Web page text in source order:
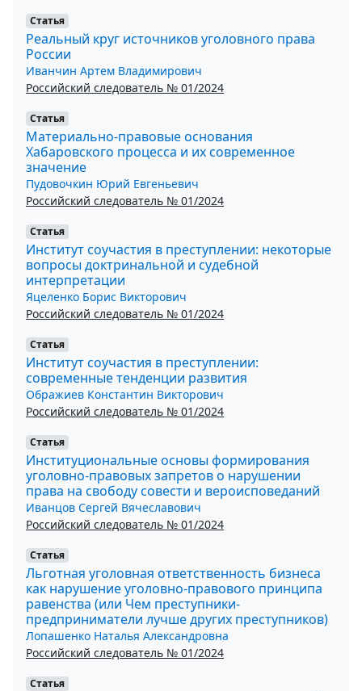
Статья
Реальный круг источников уголовного права
России
Иванчин Артем Владимирович
Российский следователь № 01/2024
Статья
Материально-правовые основания
Хабаровского процесса и их современное
значение
Пудовочкин Юрий Евгеньевич
Российский следователь № 01/2024
Статья
Институт соучастия в преступлении: некоторые
вопросы доктринальной и судебной
интерпретации
Яцеленко Борис Викторович
Российский следователь № 01/2024
Статья
Институт соучастия в преступлении:
современные тенденции развития
Ображиев Константин Викторович
Российский следователь № 01/2024
Статья
Институциональные основы формирования
уголовно-правовых запретов о нарушении
права на свободу совести и вероисповеданий
Иванцов Сергей Вячеславович
Российский следователь № 01/2024
Статья
Льготная уголовная ответственность бизнеса
как нарушение уголовно-правового принципа
равенства (или Чем преступники-
предприниматели лучше других преступников)
Лопашенко Наталья Александровна
Российский следователь № 01/2024
Статья